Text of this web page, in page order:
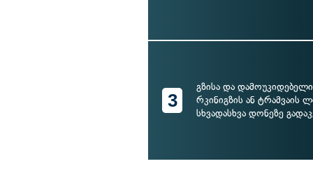
3
გზისა და დამოუკიდებელი
რკინიგზის ან ტრამვაის
სხვადასხვა დონეზე